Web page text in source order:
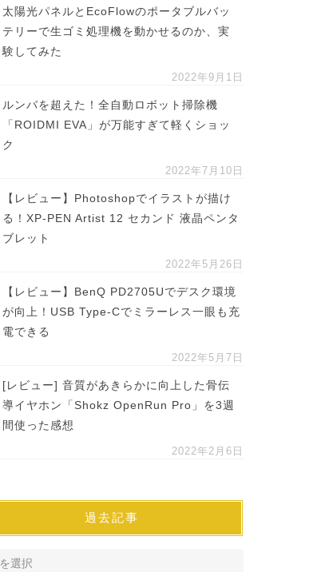
太陽光パネルとEcoFlowのポータブルバッ
テリーで生ゴミ処理機を動かせるのか、実
験してみた
2022年9月1日
ルンバを超えた！全自動ロボット掃除機
「ROIDMI EVA」が万能すぎて軽くショッ
ク
2022年7月10日
【レビュー】Photoshopでイラストが描け
る！XP-PEN Artist 12 セカンド 液晶ペンタ
ブレット
2022年5月26日
【レビュー】BenQ PD2705Uでデスク環境
が向上！USB Type-Cでミラーレス一眼も充
電できる
2022年5月7日
[レビュー] 音質があきらかに向上した骨伝
導イヤホン「Shokz OpenRun Pro」を3週
間使った感想
2022年2月6日
過去記事